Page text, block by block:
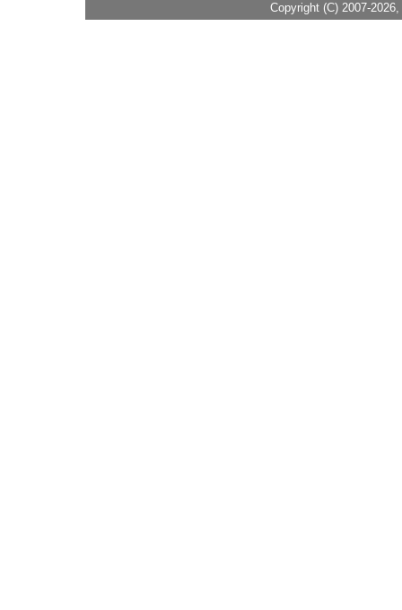
Copyright (C) 2007-2026,